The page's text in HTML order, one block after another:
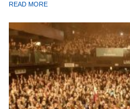
READ MORE